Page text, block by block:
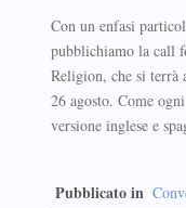
Con un enfasi
pubblichiamo la call
Religion, che si terrà
26 agosto. Come
versione inglese e
Pubblicato in